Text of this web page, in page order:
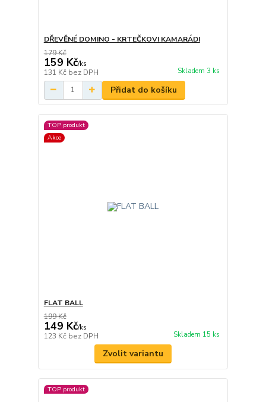
DŘEVĚNÉ DOMINO - KRTEČKOVI KAMARÁDI
179 Kč
159 Kč/ks
131 Kč bez DPH Skladem 3 ks
Přidat do košíku
TOP produkt
Akce
FLAT BALL
199 Kč
149 Kč/ks
123 Kč bez DPH Skladem 15 ks
Zvolit variantu
TOP produkt